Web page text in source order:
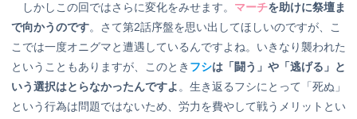
しかしこの回ではさらに変化をみせます。 マーチを助けに祭壇ま
で向かうのです。さて第2話序盤を思い出してほしいのですが、こ
こでは一度オニグマと遭遇しているんですよね。いきなり襲われた
ということもありますが、このとき フシは「闘う」や「逃げる」と
いう選択はとらなかったんですよ 。生き返るフシにとって「死ぬ」
という行為は問題ではないため、労力を費やして戦うメリットとい